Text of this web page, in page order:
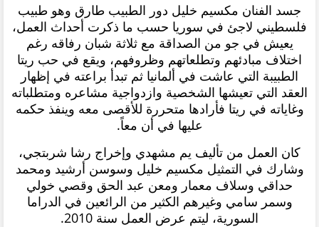
جسد الفنان مكسيم خليل دور الطبيب طارق وهو طبيب
فلسطيني لاجئ في سوريا حسب ما ذكرت أحداث العمل،
يعيش في جو من الصداقة مع ثلاثة شبان رفاقه رغم
اختلاف مبادئهم وتطلعاتهم وظروفهم، ويقع في حب ريتا
الطبيبة التي عاشت في ألمانيا ثم تبدأ براعته في إظهار
العقد التي تعيشها الشخصية وازدواجية مشاعره ومتطلباته
وغاياته في ريتا فأرادها متحررة للأقصى معه وينفذ حكمه
عليها في أن معاً.
كان العمل من تأليف يم مشهدي وإخراج رشا شربتجي،
وشارك في التمثيل مكسيم خليل وسوسن أرشيد ومحمد
حداقي وسلاف معمار ومعن عبد الحق وقصي خولي
وسمر سامي وغيرهم الكثير من الرائعين في الدراما
السورية، ليتم عرض العمل سنة 2010.